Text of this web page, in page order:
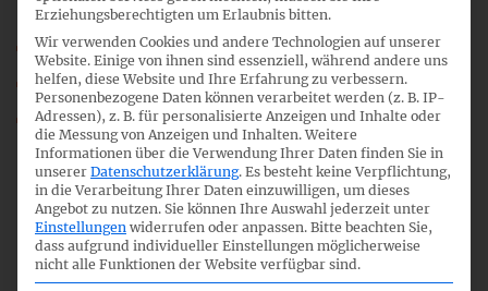
19_04_IFRS-FA_Interpret_CoverNote.pdf
19_04a_IFRS-FA_IFRIC_Update_0713.pdf
19_04b_IFRS-FA_Interpret_MCB_Hintergrund.pdf
IFRS-FA_19_TOP_04.mp3
03.09.2013
Erziehungsberechtigten um Erlaubnis bitten.
Wir verwenden Cookies und andere Technologien auf unserer
Website. Einige von ihnen sind essenziell, während andere uns
helfen, diese Website und Ihre Erfahrung zu verbessern.
Personenbezogene Daten können verarbeitet werden (z. B. IP-
Adressen), z. B. für personalisierte Anzeigen und Inhalte oder
die Messung von Anzeigen und Inhalten. Weitere
Informationen über die Verwendung Ihrer Daten finden Sie in
unserer Datenschutzerklärung. Es besteht keine Verpflichtung,
in die Verarbeitung Ihrer Daten einzuwilligen, um dieses
Angebot zu nutzen. Sie können Ihre Auswahl jederzeit unter
Einstellungen widerrufen oder anpassen. Bitte beachten Sie,
dass aufgrund individueller Einstellungen möglicherweise
nicht alle Funktionen der Website verfügbar sind.